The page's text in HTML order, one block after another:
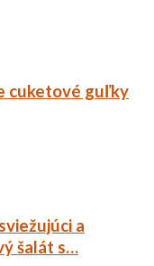
cuketové guľky
a
šalát s…